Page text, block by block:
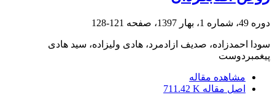
دوره 49، شماره 1، بهار 1397، صفحه 121-128
سودا احمدزاده، صدیف ازادمرد، هادی ولیزاده، سید هادی
پیغمبردوست
مشاهده مقاله
اصل مقاله 711.42 K